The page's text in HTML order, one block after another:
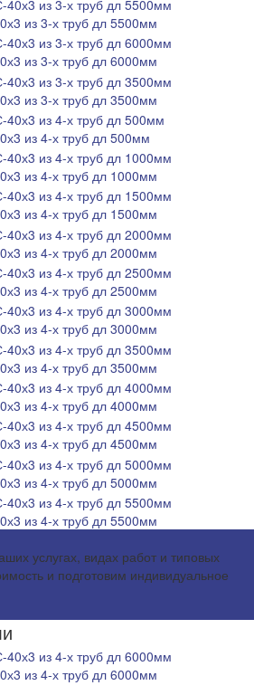
из 3-х труб дл 5500мм
из 3-х труб дл 6000мм
из 3-х труб дл 3500мм
из 4-х труб дл 500мм
из 4-х труб дл 1000мм
из 4-х труб дл 1500мм
из 4-х труб дл 2000мм
из 4-х труб дл 2500мм
из 4-х труб дл 3000мм
из 4-х труб дл 3500мм
из 4-х труб дл 4000мм
из 4-х труб дл 4500мм
из 4-х труб дл 5000мм
из 4-х труб дл 5500мм
услугах, видах работ и типовых
и подготовим индивидуальное
из 4-х труб дл 6000мм